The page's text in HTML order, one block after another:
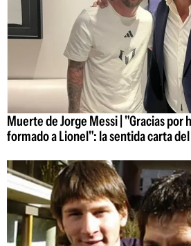
Muerte de Jorge Messi | "Gracias por
formado a Lionel": la sentida carta